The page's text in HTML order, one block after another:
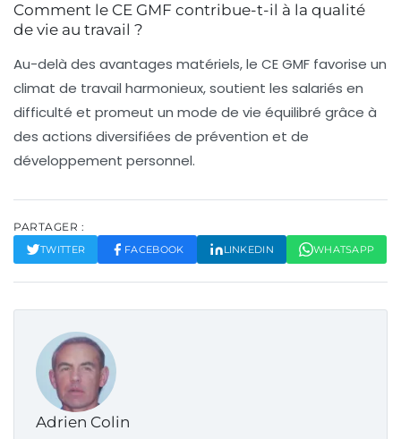
Comment le CE GMF contribue-t-il à la qualité
de vie au travail ?
Au-delà des avantages matériels, le CE GMF favorise un
climat de travail harmonieux, soutient les salariés en
difficulté et promeut un mode de vie équilibré grâce à
des actions diversifiées de prévention et de
développement personnel.
PARTAGER :
TWITTER FACEBOOK LINKEDIN WHATSAPP
Adrien Colin